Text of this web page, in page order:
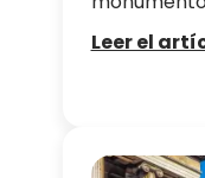
actividades
cautivarán.
Leer el